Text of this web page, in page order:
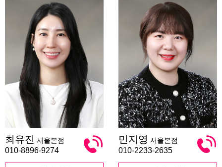
유
진
최유진 서울본점
010-8896-9274
지
영
민지영 서울본점
010-2233-2635